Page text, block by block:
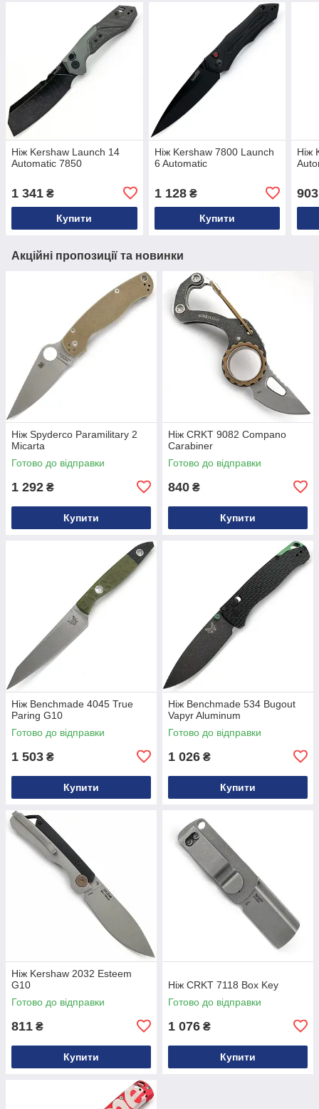
Ніж Kershaw Launch 14
Automatic 7850
1 341 ₴
Купити
Ніж Kershaw 7800 Launch
6 Automatic
1 128₴
Купити
Ніж
903
Акційні пропозиції та новинки
Ніж Spyderco Paramilitary 2
Micarta
Готово до відправки
1 292 ₴
Купити
Ніж CRKT 9082 Compano
Carabiner
Готово до відправки
840 ₴
Купити
Ніж Benchmade 4045 True
Paring G10
Готово до відправки
1 503 ₴
Купити
Ніж Benchmade 534 Bugout
Vapyr Aluminum
Готово до відправки
1 026 ₴
Купити
Ніж Kershaw 2032 Esteem
G10
Готово до відправки
811 ₴
Купити
Ніж CRKT 7118 Box Key
Готово до відправки
1 076 ₴
Купити